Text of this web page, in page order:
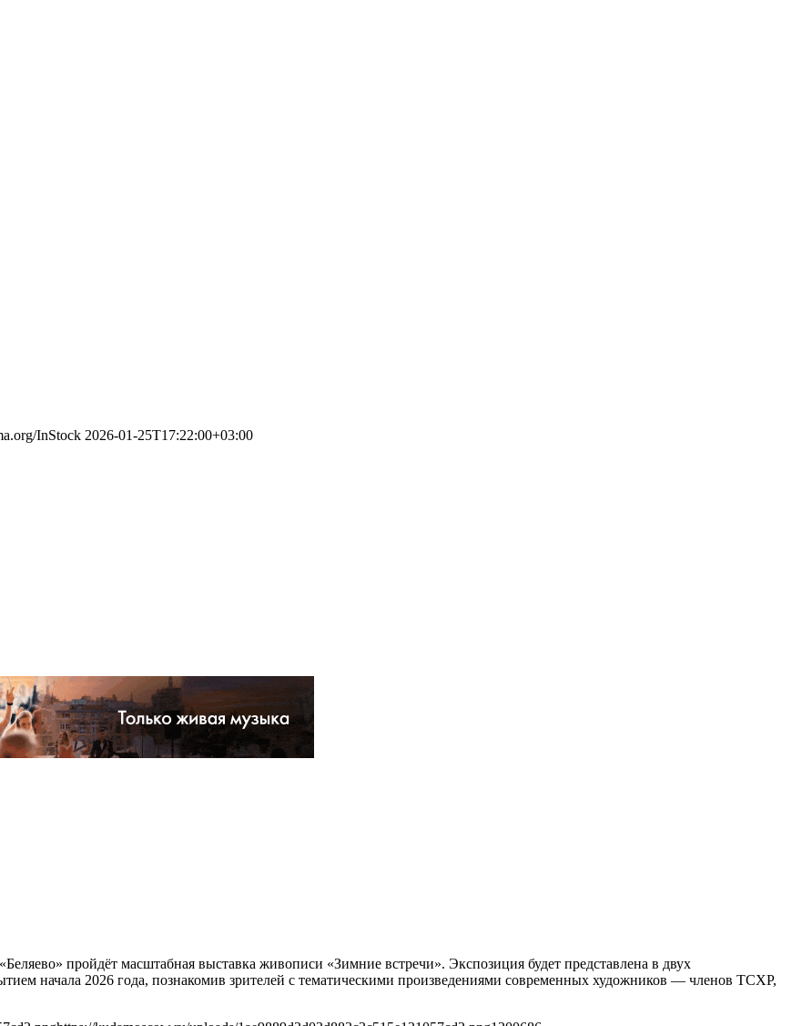
InStock 2026-01-25T17:22:00+03:00
пройдёт масштабная выставка живописи «Зимние встречи». Экспозиция будет представлена в двух
начала 2026 года, познакомив зрителей с тематическими произведениями современных художников — членов ТСХР,